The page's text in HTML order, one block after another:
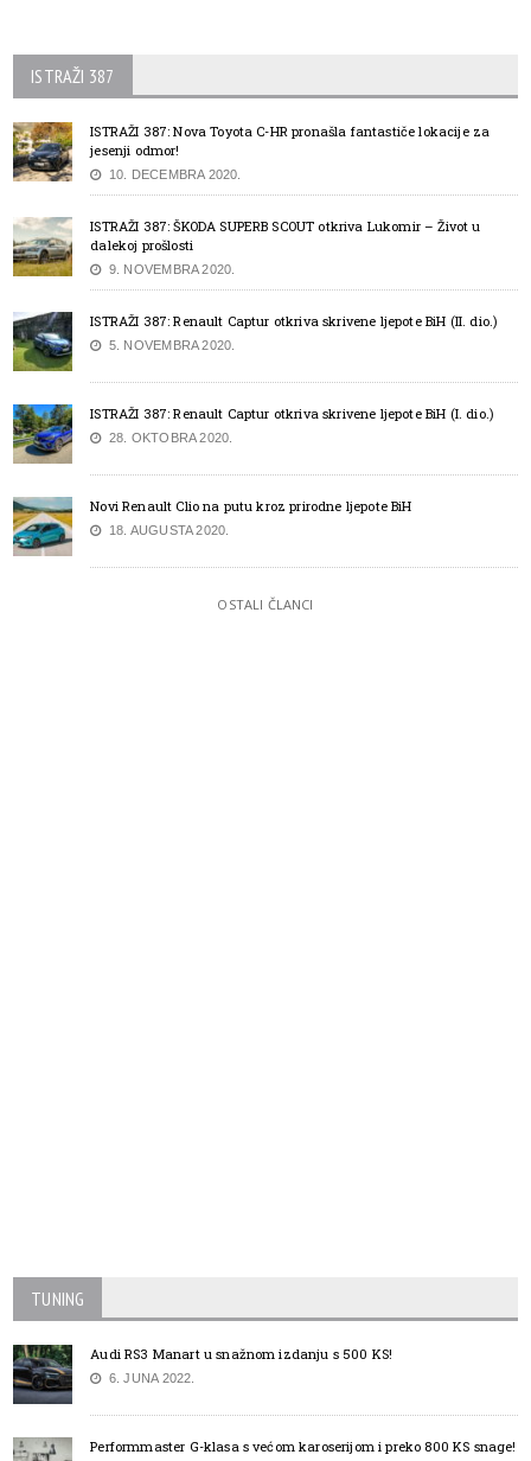
ISTRAŽI 387
ISTRAŽI 387: Nova Toyota C-HR pronašla fantastiče lokacije za
jesenji odmor!
10. DECEMBRA 2020.
ISTRAŽI 387: ŠKODA SUPERB SCOUT otkriva Lukomir – Život u
dalekoj prošlosti
9. NOVEMBRA 2020.
ISTRAŽI 387: Renault Captur otkriva skrivene ljepote BiH (II. dio.)
5. NOVEMBRA 2020.
ISTRAŽI 387: Renault Captur otkriva skrivene ljepote BiH (I. dio.)
28. OKTOBRA 2020.
Novi Renault Clio na putu kroz prirodne ljepote BiH
18. AUGUSTA 2020.
OSTALI ČLANCI
TUNING
Audi RS3 Manart u snažnom izdanju s 500 KS!
6. JUNA 2022.
Performmaster G-klasa s većom karoserijom i preko 800 KS snage!